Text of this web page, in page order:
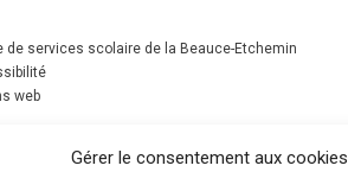
Gérer le consentement aux cookies
services scolaire de la Beauce-Etchemin
web